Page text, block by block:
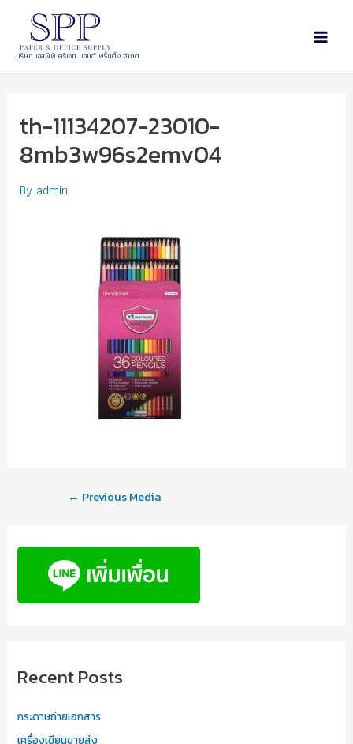
บริษัท เอสพีพี ครีเอท แอนด์ พริ้นติ้ง จำกัด
th-11134207-23010-
8mb3w96s2emv04
By admin
← Previous Media
Recent Posts
กระดาษถ่ายเอกสาร
เครื่องเขียนขายส่ง